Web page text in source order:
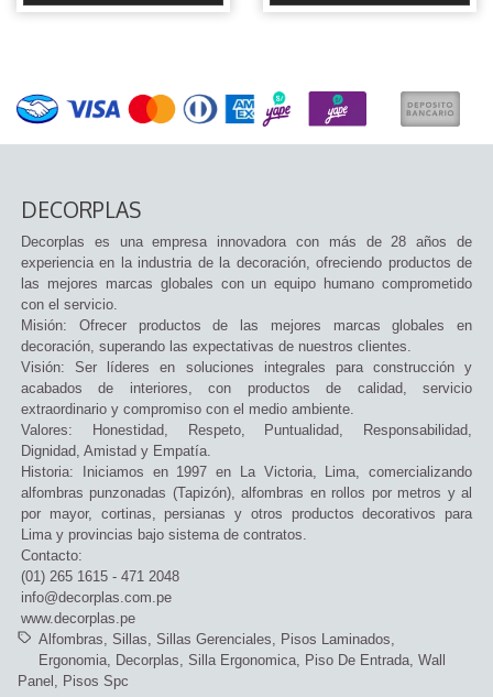
DECORPLAS
Decorplas es una empresa innovadora con más de 28 años de
experiencia en la industria de la decoración, ofreciendo productos de
las mejores marcas globales con un equipo humano comprometido
con el servicio.
Misión: Ofrecer productos de las mejores marcas globales en
decoración, superando las expectativas de nuestros clientes.
Visión: Ser líderes en soluciones integrales para construcción y
acabados de interiores, con productos de calidad, servicio
extraordinario y compromiso con el medio ambiente.
Valores: Honestidad, Respeto, Puntualidad, Responsabilidad,
Dignidad, Amistad y Empatía.
Historia: Iniciamos en 1997 en La Victoria, Lima, comercializando
alfombras punzonadas (Tapizón), alfombras en rollos por metros y al
por mayor, cortinas, persianas y otros productos decorativos para
Lima y provincias bajo sistema de contratos.
Contacto:
(01) 265 1615 - 471 2048
info@decorplas.com.pe
www.decorplas.pe
Alfombras
Sillas Sillas Gerenciales
Pisos Laminados
Ergonomia
Decorplas Silla Ergonomica Piso De Entrada Wall
Panel
Pisos Spc